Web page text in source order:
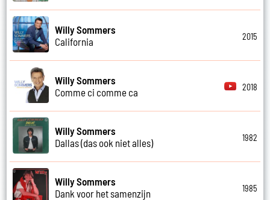
Willy Sommers
California
2015
Willy Sommers
Comme ci comme ca
2018
Willy Sommers
Dallas (das ook niet alles)
1982
Willy Sommers
Dank voor het samenzijn
1985